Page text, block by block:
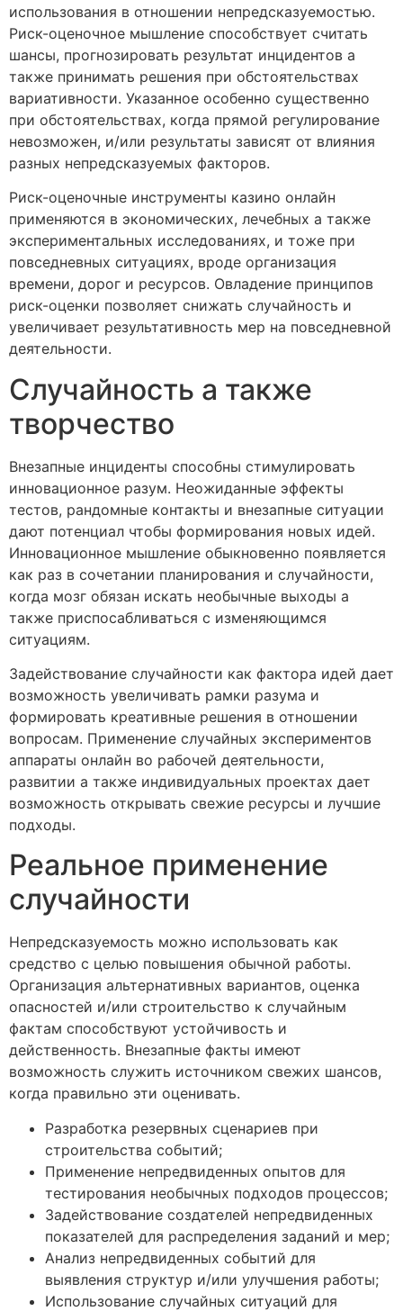
использования в отношении непредсказуемостью.
Риск-оценочное мышление способствует считать
шансы, прогнозировать результат инцидентов а
также принимать решения при обстоятельствах
вариативности. Указанное особенно существенно
при обстоятельствах, когда прямой регулирование
невозможен, и/или результаты зависят от влияния
разных непредсказуемых факторов.
Риск-оценочные инструменты казино онлайн
применяются в экономических, лечебных а также
экспериментальных исследованиях, и тоже при
повседневных ситуациях, вроде организация
времени, дорог и ресурсов. Овладение принципов
риск-оценки позволяет снижать случайность и
увеличивает результативность мер на повседневной
деятельности.
Случайность а также
творчество
Внезапные инциденты способны стимулировать
инновационное разум. Неожиданные эффекты
тестов, рандомные контакты и внезапные ситуации
дают потенциал чтобы формирования новых идей.
Инновационное мышление обыкновенно появляется
как раз в сочетании планирования и случайности,
когда мозг обязан искать необычные выходы а
также приспосабливаться с изменяющимся
ситуациям.
Задействование случайности как фактора идей дает
возможность увеличивать рамки разума и
формировать креативные решения в отношении
вопросам. Применение случайных экспериментов
аппараты онлайн во рабочей деятельности,
развитии а также индивидуальных проектах дает
возможность открывать свежие ресурсы и лучшие
подходы.
Реальное применение
случайности
Непредсказуемость можно использовать как
средство с целью повышения обычной работы.
Организация альтернативных вариантов, оценка
опасностей и/или строительство к случайным
фактам способствуют устойчивость и
действенность. Внезапные факты имеют
возможность служить источником свежих шансов,
когда правильно эти оценивать.
Разработка резервных сценариев при
строительства событий;
Применение непредвиденных опытов для
тестирования необычных подходов процессов;
Задействование создателей непредвиденных
показателей для распределения заданий и мер;
Анализ непредвиденных событий для
выявления структур и/или улучшения работы;
Использование случайных ситуаций для